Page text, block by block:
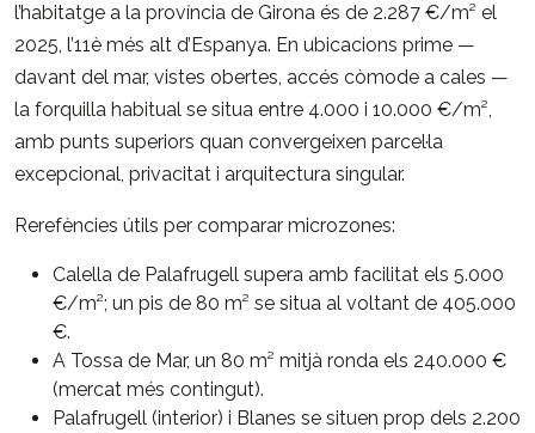
l’habitatge a la província de Girona és de 2.287 €/m² el
2025, l’11è més alt d’Espanya. En ubicacions prime —
davant del mar, vistes obertes, accés còmode a cales —
la forquilla habitual se situa entre 4.000 i 10.000 €/m²,
amb punts superiors quan convergeixen parcel·la
excepcional, privacitat i arquitectura singular.
Rerefències útils per comparar microzones:
Calella de Palafrugell supera amb facilitat els 5.000
€/m²; un pis de 80 m² se situa al voltant de 405.000
€.
A Tossa de Mar, un 80 m² mitjà ronda els 240.000 €
(mercat més contingut).
Palafrugell (interior) i Blanes se situen prop dels 2.200